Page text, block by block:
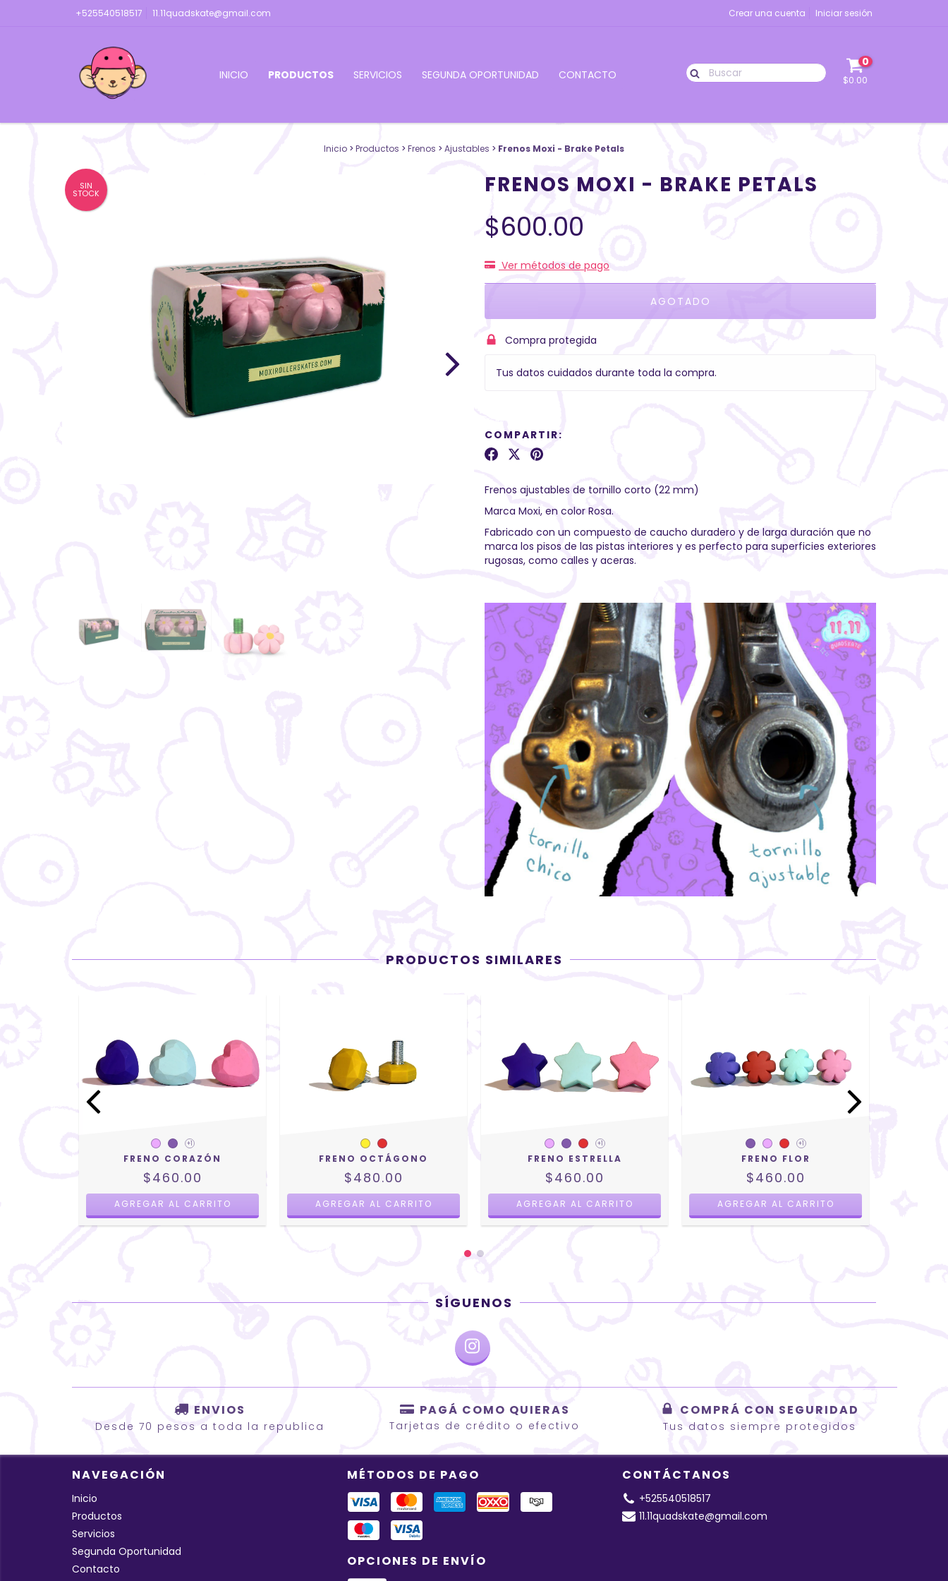
+525540518517 11.11quadskate@gmail.com Crear una cuenta Iniciar sesión
INICIO PRODUCTOS SERVICIOS SEGUNDA OPORTUNIDAD CONTACTO
0
$0.00
Inicio > Productos > Frenos > Ajustables > Frenos Moxi - Brake Petals
SIN
STOCK FRENOS MOXI - BRAKE PETALS
$600.00
Ver métodos de pago
Compra protegida
Tus datos cuidados durante toda la compra.
COMPARTIR:
Frenos ajustables de tornillo corto (22 mm)
Marca Moxi, en color Rosa.
Fabricado con un compuesto de caucho duradero y de larga duración que no
marca los pisos de las pistas interiores y es perfecto para superficies exteriores
rugosas, como calles y aceras.
PRODUCTOS SIMILARES
+1
FRENO CORAZÓN
$460.00
AGREGAR AL CARRITO
FRENO OCTÁGONO
$480.00
AGREGAR AL CARRITO
+1
FRENO ESTRELLA
$460.00
AGREGAR AL CARRITO
+1
FRENO FLOR
$460.00
AGREGAR AL CARRITO
SÍGUENOS
ENVIOS
Desde 70 pesos a toda la republica
PAGÁ COMO QUIERAS
Tarjetas de crédito o efectivo
COMPRÁ CON SEGURIDAD
Tus datos siempre protegidos
NAVEGACIÓN
Inicio
Productos
Servicios
Segunda Oportunidad
Contacto
MÉTODOS DE PAGO
OPCIONES DE ENVÍO
CONTÁCTANOS
+525540518517
11.11quadskate@gmail.com